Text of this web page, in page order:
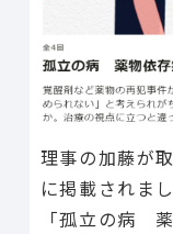
理事の加藤が
に掲載されまし
「孤立の病